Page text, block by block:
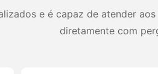
e é capaz de atender
diretamente com